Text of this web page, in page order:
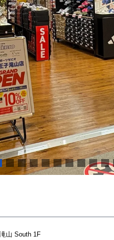
山 South 1F